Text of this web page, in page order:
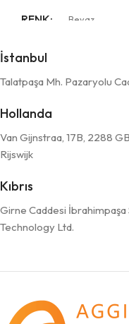
RENK Beyaz
İstanbul
Talatpaşa Mh. Pazaryolu
Hollanda
Van Gijnstraa, 17B, 2288 GB
Rijswijk
Kıbrıs
Girne Caddesi
Technology Ltd.